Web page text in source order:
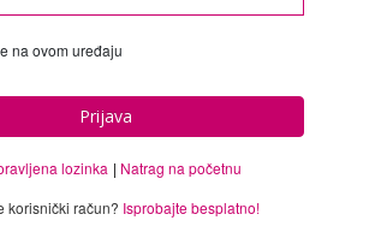
na ovom uređaju
Prijava
lozinka
Natrag na početnu
korisnički račun? Isprobajte besplatno!